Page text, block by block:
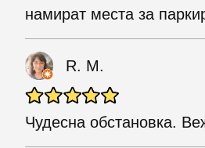
намират места за
R. M.
Чудесна обстановка.